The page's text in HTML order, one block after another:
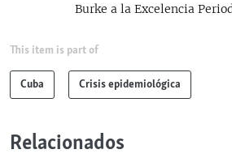
Burke a la Excelencia
This item is part of
Cuba Crisis epidemiológica
Relacionados